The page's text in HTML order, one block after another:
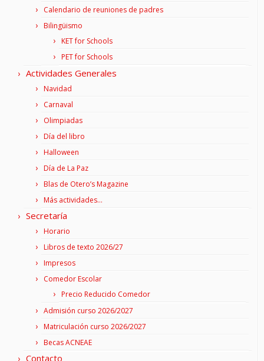
Calendario de reuniones de padres
Bilingüismo
KET for Schools
PET for Schools
Actividades Generales
Navidad
Carnaval
Olimpiadas
Día del libro
Halloween
Día de La Paz
Blas de Otero’s Magazine
Más actividades…
Secretaría
Horario
Libros de texto 2026/27
Impresos
Comedor Escolar
Precio Reducido Comedor
Admisión curso 2026/2027
Matriculación curso 2026/2027
Becas ACNEAE
Contacto